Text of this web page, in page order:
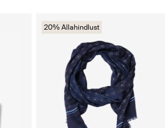
20% Allahindlust